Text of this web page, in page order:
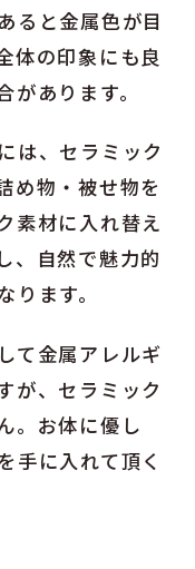
ると金属色が目
体の印象にも良
あります。
は、セラミック
め物・被せ物を
素材に入れ替え
、自然で魅力的
ます。
て金属アレルギ
が、セラミック
。お体に優し
手に入れて頂く